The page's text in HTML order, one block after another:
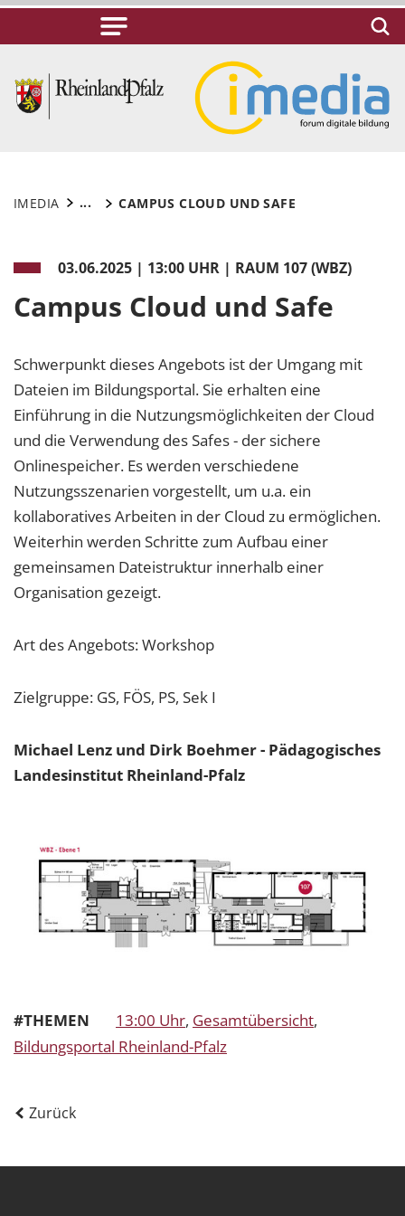
IMEDIA ... CAMPUS CLOUD UND SAFE
03.06.2025 | 13:00 UHR | RAUM 107 (WBZ)
Campus Cloud und Safe
Schwerpunkt dieses Angebots ist der Umgang mit
Dateien im Bildungsportal. Sie erhalten eine
Einführung in die Nutzungsmöglichkeiten der Cloud
und die Verwendung des Safes - der sichere
Onlinespeicher. Es werden verschiedene
Nutzungsszenarien vorgestellt, um u.a. ein
kollaboratives Arbeiten in der Cloud zu ermöglichen.
Weiterhin werden Schritte zum Aufbau einer
gemeinsamen Dateistruktur innerhalb einer
Organisation gezeigt.
Art des Angebots: Workshop
Zielgruppe: GS, FÖS, PS, Sek I
Michael Lenz und Dirk Boehmer - Pädagogisches
Landesinstitut Rheinland-Pfalz
#THEMEN 13:00 Uhr, Gesamtübersicht,
Bildungsportal Rheinland-Pfalz
Zurück